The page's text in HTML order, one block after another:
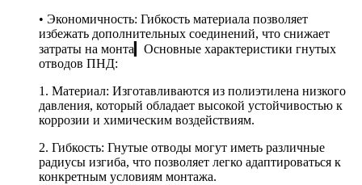
• Экономичность: Гибкость материала позволяет
избежать дополнительных соединений, что снижает
затраты на монта▎Основные характеристики гнутых
отводов ПНД:
1. Материал: Изготавливаются из полиэтилена низкого
давления, который обладает высокой устойчивостью к
коррозии и химическим воздействиям.
2. Гибкость: Гнутые отводы могут иметь различные
радиусы изгиба, что позволяет легко адаптироваться к
конкретным условиям монтажа.